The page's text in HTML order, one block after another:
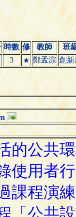
時數 修 教師
班
3 ★ 鄭孟淙 創新